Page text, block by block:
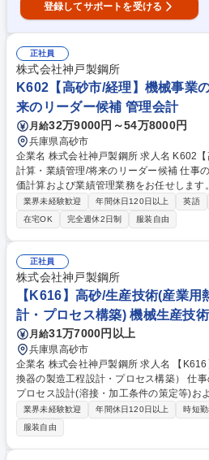
登録してサポートを受ける
正社員
株式会社神戸製鋼所
K602【高砂市/経理】機械事業
来のリーダー候補 管理会計
月給32万9000円～54万8000円
兵庫県高砂市
企業名 株式会社神戸製鋼所 求人名 K602【高砂市/経理】機械事業の原価
計算・業績管理/将来のリーダー候補 仕事の内容 機械事業部門における原
価計算および業績管理業務をお任せしま
ながら、管理会計分野の分析やERP再構
善にもチームで取り組んでいただきます。 【詳細】主要機種(回転機等)の
原価計算、管理会計分析、システム再構築
ら2年後にはチーム取りまとめとして、決
せします。 【魅力】会計実務のシステム化
くチームです。国内外の生産拠点の管理や
出張の機会など、ルーティンに留まらない
が可能です。 募集職種 K602【高砂市/経理】機械事業の原価計算・業績管
理/将来のリーダー候補
業界未経験歓迎 年間休日120日以上 英語
在宅OK
完全週休2日制 服装自由
正社員
株式会社神戸製鋼所
【K616】高砂/生産技術(産業
計・プロセス構築) 機械生産技術
月給31万7000円以上
兵庫県高砂市
企業名 株式会社神戸製鋼所 求人名 【K616】高砂/生産技術（産業用熱交
換器の製造工程設計・プロセス構築） 仕事の内容 産業用熱交換器の製造
プロセス設計(溶接・加工条件の策定等)お
指導・品質改善を担います。設計とサプラ
ての「モノづくりの正解」を創出する役割■製造工 程設計：現
イヤの工程のデータを分析。技術的根拠に
施。■サプライヤへの技術指導・現場改善
業界未経験歓迎 年間休日120日以上 時短勤
服装自由